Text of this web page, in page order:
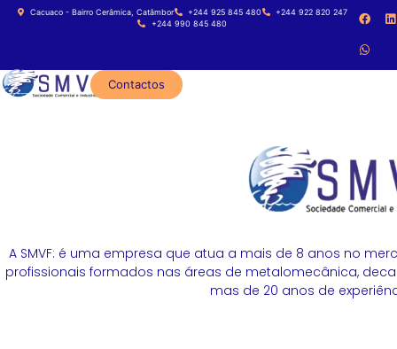
Cacuaco - Bairro Cerâmica, Catâmbor +244 925 845 480
+244 922 820 247
+244 990 845 480
Contactos
A SMVF: é uma empresa que atua a mais de 8 anos no
profissionais formados nas áreas de metalomecânica,
mas de 20 anos de